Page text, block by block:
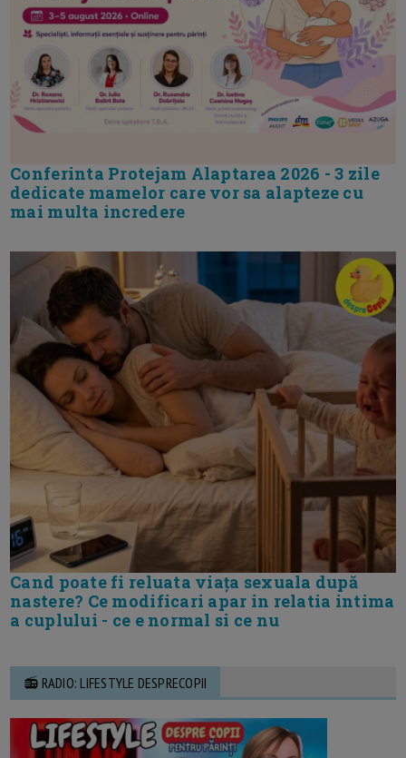
Conferinta Protejam Alaptarea 2026 - 3 zile
dedicate mamelor care vor sa alapteze cu
mai multa incredere
Cand poate fi reluata viața sexuala după
nastere? Ce modificari apar in relatia intima
a cuplului - ce e normal si ce nu
📻 RADIO: LIFESTYLE DESPRECOPII